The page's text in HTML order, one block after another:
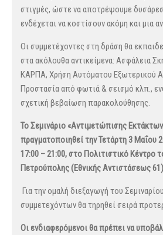
στιγμές, ώστε να αποτρέψουμε
ενδέχεται να κοστίσουν ακόμη και μια
Οι συμμετέχοντες στη δράση θα
στα ακόλουθα αντικείμενα: Ασφάλεια
ΚΑΡΠΑ, Χρήση Αυτόματου Εξωτερικού
Προστασία από φωτιά & σεισμό κλπ.,
σχετική βεβαίωση παρακολούθησης.
Το Σεμινάριο«Αντιμετώπισης
πραγματοποιηθεί την Τετάρτη 3 Μαΐου
17:00 – 21:00, στο Πολιτιστικό Κέντρο
Πετρούπολης (Εθνικής Αντιστάσεως
Για την ομαλή διεξαγωγή του
συμμετεχόντων θα τηρηθεί σειρά
Οι ενδιαφερόμενοι θα πρέπει να